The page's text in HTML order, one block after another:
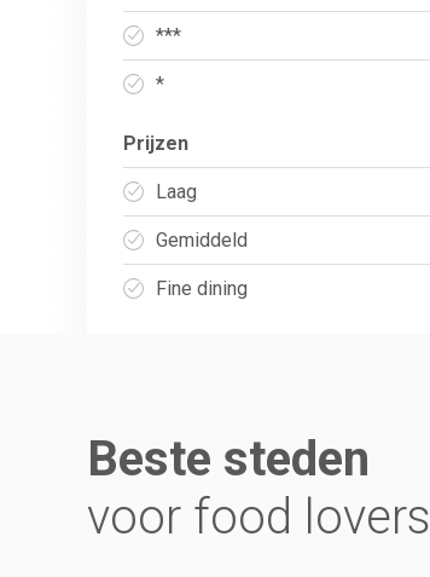
***
*
Prijzen
Laag
Gemiddeld
Fine dining
Beste steden
voor food lovers